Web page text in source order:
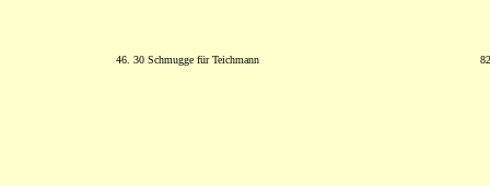
46. 30 Schmugge für Teichmann